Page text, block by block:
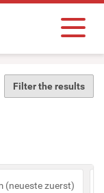
Filter the results
(neueste zuerst)